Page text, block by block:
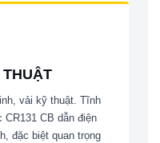
vải kỹ thuật. Tĩnh
CB dẫn điện
đặc biệt quan trọng